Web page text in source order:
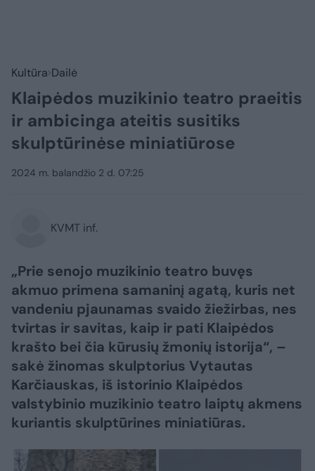
Kultūra Dailė
Klaipėdos muzikinio teatro praeitis
ir ambicinga ateitis susitiks
skulptūrinėse miniatiūrose
2024 m. balandžio 2 d. 07:25
KVMT inf.
„Prie senojo muzikinio teatro buvęs
akmuo primena samaninį agatą, kuris net
vandeniu pjaunamas svaido žiežirbas, nes
tvirtas ir savitas, kaip ir pati Klaipėdos
krašto bei čia kūrusių žmonių istorija“, –
sakė žinomas skulptorius Vytautas
Karčiauskas, iš istorinio Klaipėdos
valstybinio muzikinio teatro laiptų akmens
kuriantis skulptūrines miniatiūras.